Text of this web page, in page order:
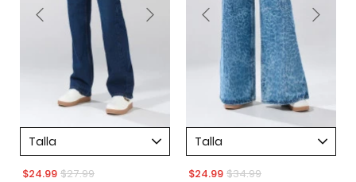
Talla
$24.99 $27.99
Talla
$24.99 $34.99